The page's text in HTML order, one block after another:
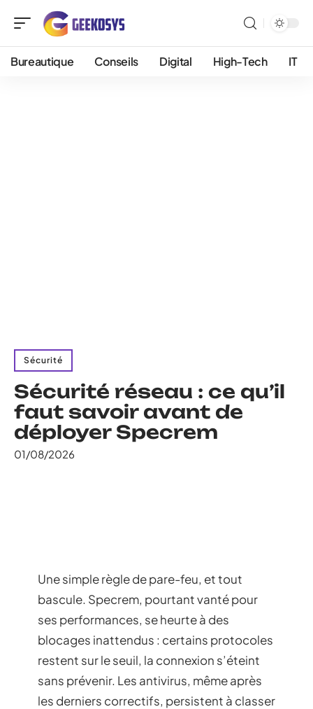
Bureautique Conseils Digital High-Tech IT
Sécurité
Sécurité réseau : ce qu’il
faut savoir avant de
déployer Specrem
01/08/2026
Une simple règle de pare-feu, et tout
bascule. Specrem, pourtant vanté pour
ses performances, se heurte à des
blocages inattendus : certains protocoles
restent sur le seuil, la connexion s’éteint
sans prévenir. Les antivirus, même après
les derniers correctifs, persistent à classer